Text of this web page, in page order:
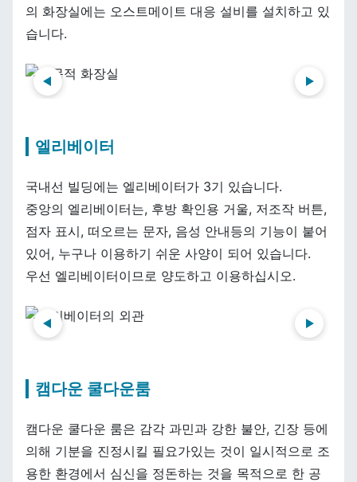
의 화장실에는 오스트메이트 대응 설비를 설치하고 있
습니다.
前へ 次へ
엘리베이터
국내선 빌딩에는 엘리베이터가 3기 있습니다.
중앙의 엘리베이터는, 후방 확인용 거울, 저조작 버튼,
점자 표시, 떠오르는 문자, 음성 안내등의 기능이 붙어
있어, 누구나 이용하기 쉬운 사양이 되어 있습니다.
우선 엘리베이터이므로 양도하고 이용하십시오.
前へ 次へ
캠다운 쿨다운룸
캠다운 쿨다운 룸은 감각 과민과 강한 불안, 긴장 등에
의해 기분을 진정시킬 필요가있는 것이 일시적으로 조
용한 환경에서 심신을 정돈하는 것을 목적으로 한 공